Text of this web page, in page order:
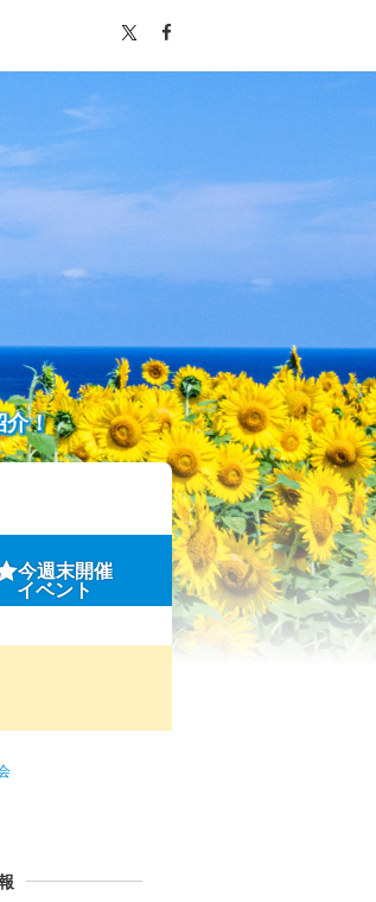
介！
今週末開催
イベント